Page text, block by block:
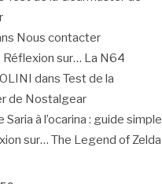
Nous contacter
Réflexion sur… La N64
dans Test de la
de Nostalgear
Saria à l’ocarina : guide simple
sur… The Legend of Zelda